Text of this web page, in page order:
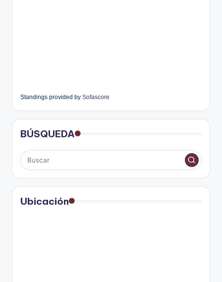
Standings provided by Sofascore
BÚSQUEDA
Ubicación